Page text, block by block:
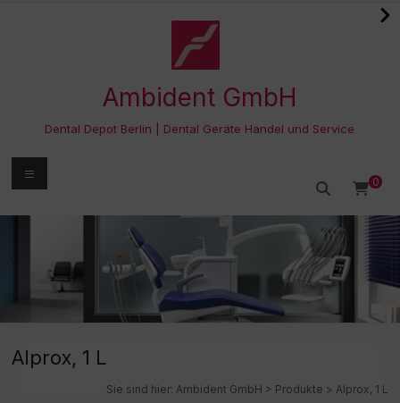
Ambident GmbH
Dental Depot Berlin | Dental Geräte Handel und Service
0
Menü
Alprox, 1 L
Sie sind hier: Ambident GmbH > Produkte > Alprox, 1 L